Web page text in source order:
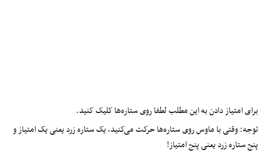
برای امتیاز دادن به این مطلب لطفا روی ستاره‌ها کلیک کنید.
توجه: وقتی با ماوس روی ستاره‌ها حرکت می‌کنید، یک ستاره زرد یعنی یک امتیاز و
پنج ستاره زرد یعنی پنج امتیاز!